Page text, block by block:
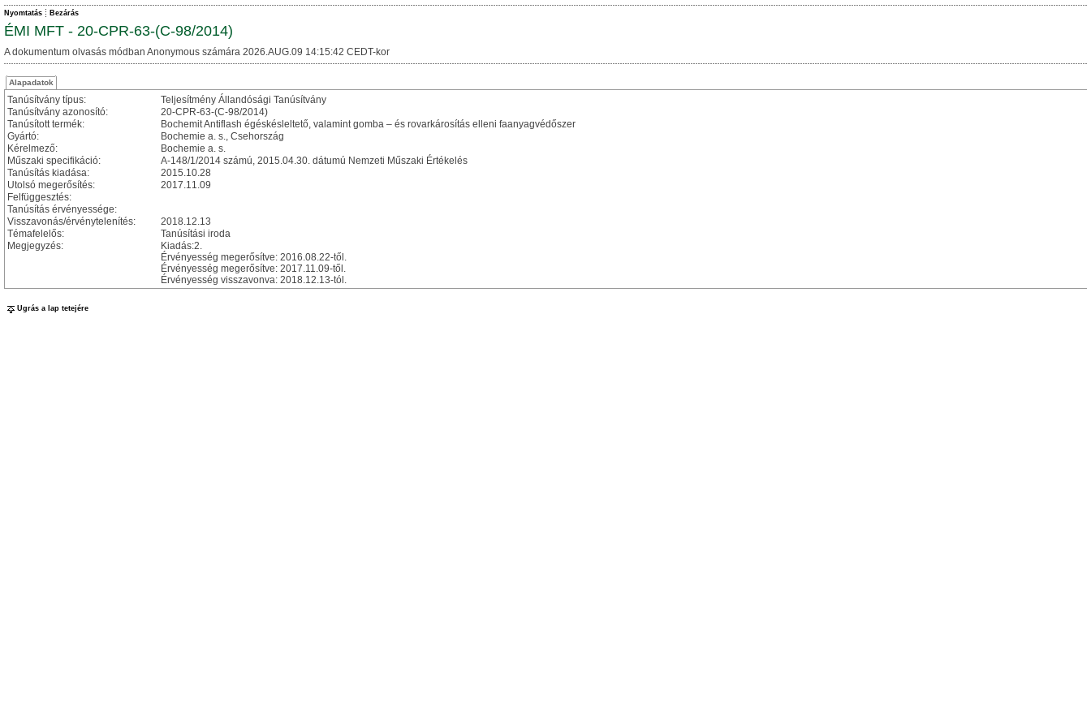
Nyomtatás Bezárás
ÉMI MFT - 20-CPR-63-(C-98/2014)
A dokumentum olvasás módban Anonymous számára 2026.AUG.09 14:15:42 CEDT-kor
Alapadatok
Tanúsítvány típus:
Teljesítmény Állandósági Tanúsítvány
Tanúsítvány azonosító:
20-CPR-63-(C-98/2014)
Tanúsított termék:
Bochemit Antiflash égéskésleltető, valamint gomba – és rovarkárosítás elleni faanyagvédőszer
Gyártó:
Bochemie a. s., Csehország
Kérelmező:
Bochemie a. s.
Műszaki specifikáció:
A-148/1/2014 számú, 2015.04.30. dátumú Nemzeti Műszaki Értékelés
Tanúsítás kiadása:
2015.10.28
Utolsó megerősítés:
2017.11.09
Felfüggesztés:
Tanúsítás érvényessége:
Visszavonás/érvénytelenítés:
2018.12.13
Témafelelős:
Tanúsítási iroda
Megjegyzés:
Kiadás:2.
Érvényesség megerősítve: 2016.08.22-től.
Érvényesség megerősítve: 2017.11.09-től.
Érvényesség visszavonva: 2018.12.13-tól.
Ugrás a lap tetejére